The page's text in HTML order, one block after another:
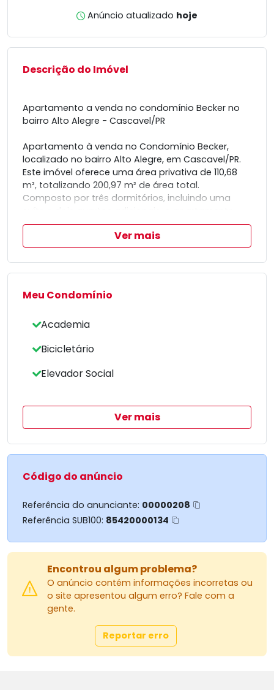
Anúncio atualizado hoje
Descrição do Imóvel
Apartamento a venda no condomínio Becker no
bairro Alto Alegre - Cascavel/PR
Apartamento à venda no Condomínio Becker,
localizado no bairro Alto Alegre, em Cascavel/PR.
Este imóvel oferece uma área privativa de 110,68
m², totalizando 200,97 m² de área total.
Composto por três dormitórios, incluindo uma
proporciona conforto e espaço para sua família.
Além disso, conta com duas vagas de garagem,
garantindo praticidade no dia a dia.
Uma excelente oportunidade para quem busca
um lar acolhedor em um condomínio bem
estruturado.
Ver mais
Meu Condomínio
Academia
Bicicletário
Elevador Social
Ver mais
Código do anúncio
Referência do anunciante: 00000208
Referência SUB100: 85420000134
Encontrou algum problema?
O anúncio contém informações incorretas ou
o site apresentou algum erro? Fale com a
gente.
Reportar erro